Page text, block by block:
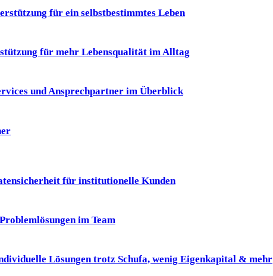
für ein selbstbestimmtes Leben
für mehr Lebensqualität im Alltag
und Ansprechpartner im Überblick
für institutionelle Kunden
im Team
Lösungen trotz Schufa, wenig Eigenkapital & mehr